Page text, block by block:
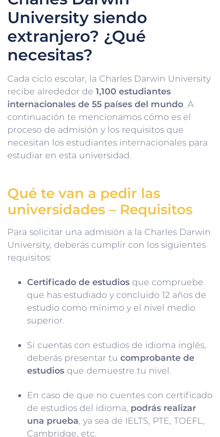
University siendo
extranjero? ¿Qué
necesitas?
Cada ciclo escolar, la Charles Darwin University
recibe alrededor de 1,100 estudiantes
internacionales de 55 países del mundo. A
continuación te mencionamos cómo es el
proceso de admisión y los requisitos que
necesitan los estudiantes internacionales para
estudiar en esta universidad.
Qué te van a pedir las
universidades – Requisitos
Para solicitar una admisión a la Charles Darwin
University, deberás cumplir con los siguientes
requisitos:
Certificado de estudios que compruebe
que has estudiado y concluido 12 años de
estudio como mínimo y el nivel medio
superior.
Si cuentas con estudios de idioma inglés,
deberás presentar tu comprobante de
estudios que demuestre tu nivel.
En caso de que no cuentes con certificado
de estudios del idioma, podrás realizar
una prueba, ya sea de IELTS, PTE, TOEFL,
Cambridge, etc.